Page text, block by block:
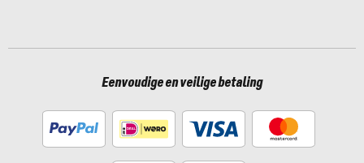
Eenvoudige en veilige betaling